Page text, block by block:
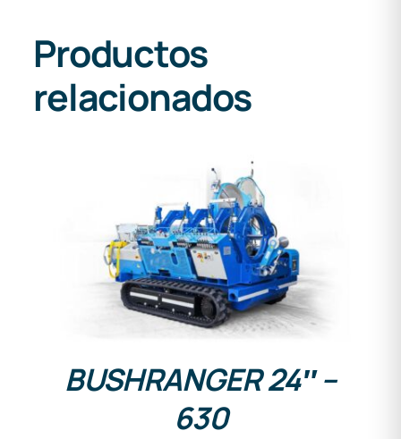
Productos
relacionados
DETALLES
BUSHRANGER 24″ –
630